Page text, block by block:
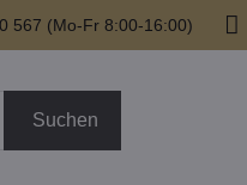
567 (Mo-Fr 8:00-16:00)
Suchen